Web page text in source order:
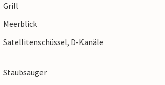
Seen, die in der Nähe
Thy mit steilen Dünen
Grill
Meerblick
Satellitenschüssel, D-Kanäle
Staubsauger